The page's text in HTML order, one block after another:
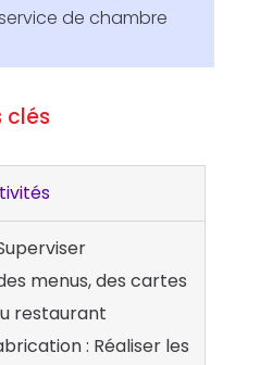
de chambre
clés
menus, des cartes
restaurant
: Réaliser les